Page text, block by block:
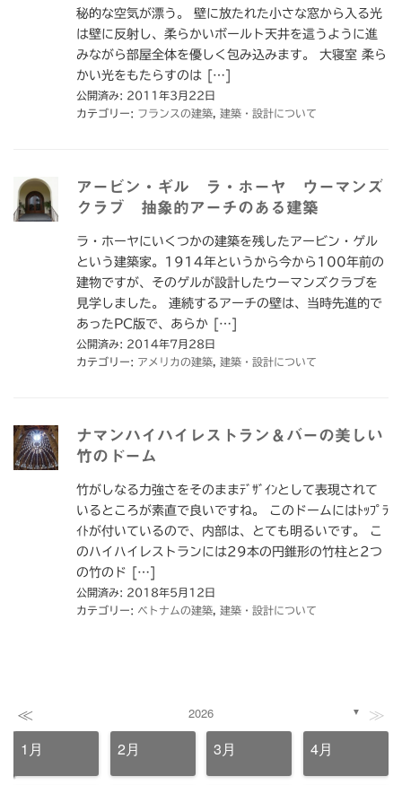
秘的な空気が漂う。 壁に放たれた小さな窓から入る光
は壁に反射し、柔らかいボールト天井を這うように進
みながら部屋全体を優しく包み込みます。 大寝室 柔ら
かい光をもたらすのは […]
公開済み: 2011年3月22日
カテゴリー: フランスの建築 建築・設計について
アービン・ギル ラ・ホーヤ ウーマンズ
クラブ 抽象的アーチのある建築
ラ・ホーヤにいくつかの建築を残したアービン・ゲル
という建築家。1914年というから今から100年前の
建物ですが、そのゲルが設計したウーマンズクラブを
見学しました。 連続するアーチの壁は、当時先進的で
あったPC版で、あらか […]
公開済み: 2014年7月28日
カテゴリー: アメリカの建築 建築・設計について
ナマンハイハイレストラン＆バーの美しい
竹のドーム
竹がしなる力強さをそのままﾃﾞｻﾞｲﾝとして表現されて
いるところが素直で良いですね。 このドームにはﾄｯﾌﾟﾗ
ｲﾄが付いているので、内部は、とても明るいです。 こ
のハイハイレストランには29本の円錐形の竹柱と2つ
の竹のド […]
公開済み: 2018年5月12日
カテゴリー: ベトナムの建築 建築・設計について
≪ 2026 ▼ ≫
1月 2月 3月 4月